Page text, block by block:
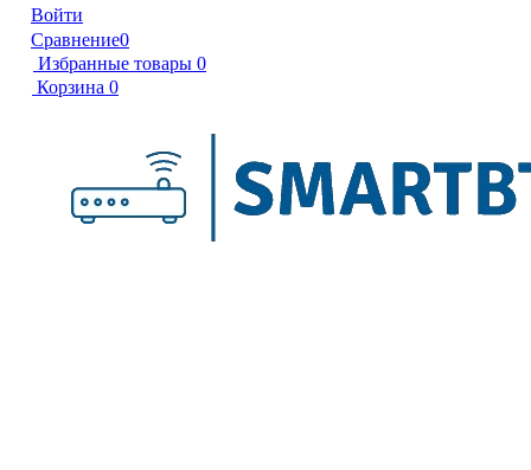
Войти
Сравнение0
Избранные товары 0
Корзина 0